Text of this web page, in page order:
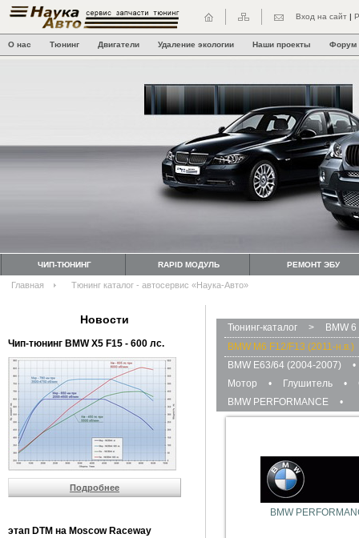
Вход на сайт |
О нас Тюнинг Двигатели Удаление экологии Наши проекты Форум
ЧИП-ТЮНИНГ RAPID МОДУЛЬ РЕМОНТ ЭБУ
Главная Тюнинг каталог - автосервис «Наука-Авто»
Новости
Чип-тюнинг BMW Х5 F15 - 600 лс.
Подробнее
этап DTM на Moscow Raceway
Тюнинг-каталог >
BMW
BMW M6 F12/F13 (2011-н.в.)
BMW E63/64 (2004-2007)
•
Мотор
• Глушитель •
BMW PERFORMANCE
•
BMW